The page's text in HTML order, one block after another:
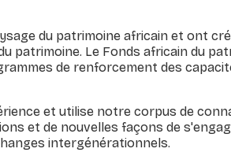
du patrimoine africain et ont
patrimoine. Le Fonds africain du
de renforcement des
et utilise notre corpus de
et de nouvelles façons de
intergénérationnels.